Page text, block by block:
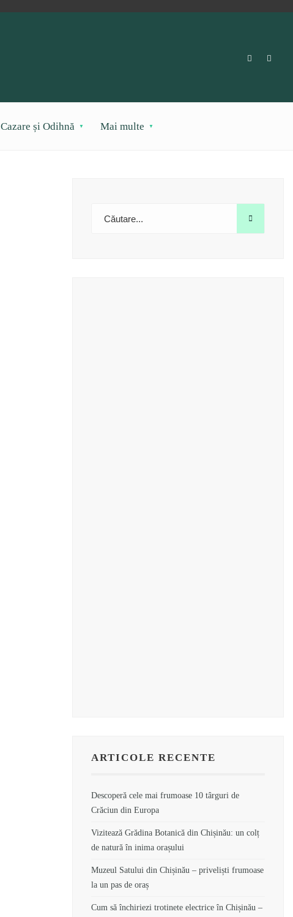
Cazare și Odihnă Mai multe
ARTICOLE RECENTE
Descoperă cele mai frumoase 10 târguri de
Crăciun din Europa
Vizitează Grădina Botanică din Chișinău: un colț
de natură în inima orașului
Muzeul Satului din Chișinău – priveliști frumoase
la un pas de oraș
Cum să închiriezi trotinete electrice în Chișinău –